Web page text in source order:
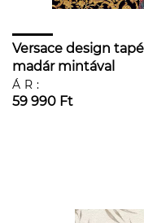
Versace design
madár mintával
ÁR:
59 990 Ft